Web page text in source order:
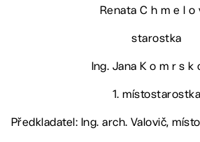
Renata C h m e l o
starostka
Ing. Jana K o m r s k
1. místostarostka
Předkladatel: Ing. arch. Valovič,